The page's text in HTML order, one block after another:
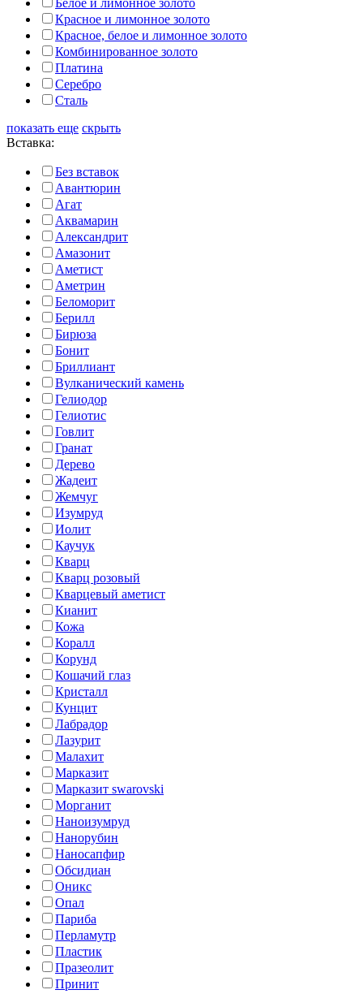
Белое и лимонное золото
Красное и лимонное золото
Красное, белое и лимонное золото
Комбинированное золото
Платина
Серебро
Сталь
показать еще скрыть
Вставка:
Без вставок
Авантюрин
Агат
Аквамарин
Александрит
Амазонит
Аметист
Аметрин
Беломорит
Берилл
Бирюза
Бонит
Бриллиант
Вулканический камень
Гелиодор
Гелиотис
Говлит
Гранат
Дерево
Жадеит
Жемчуг
Изумруд
Иолит
Каучук
Кварц
Кварц розовый
Кварцевый аметист
Кианит
Кожа
Коралл
Корунд
Кошачий глаз
Кристалл
Кунцит
Лабрадор
Лазурит
Малахит
Марказит
Марказит swarovski
Морганит
Наноизумруд
Нанорубин
Наносапфир
Обсидиан
Оникс
Опал
Париба
Перламутр
Пластик
Празеолит
Принит